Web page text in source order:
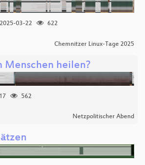
2025-03-22
622
Chemnitzer Linux-Tage 2025
Menschen heilen?
562
Netzpolitischer Abend